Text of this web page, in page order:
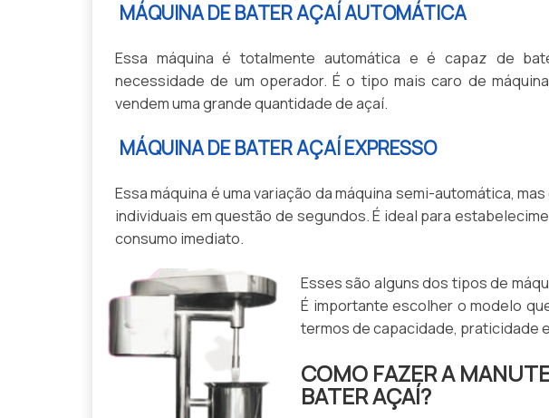
MÁQUINA DE BATER AÇAÍ AUTOMÁTICA
Essa máquina é totalmente automática e é capaz de
necessidade de um operador. É o tipo mais caro de
vendem uma grande quantidade de açaí.
MÁQUINA DE BATER AÇAÍ EXPRESSO
Essa máquina é uma variação da máquina semi-automática,
individuais em questão de segundos. É ideal para
consumo imediato.
Esses são alguns dos tipos de
É importante escolher o modelo
termos de capacidade, praticidade
COMO FAZER A
BATER AÇAÍ?